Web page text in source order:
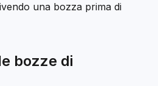
una bozza prima di
bozze di